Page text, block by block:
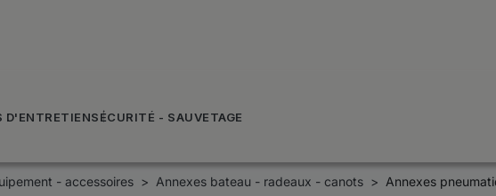
D'ENTRETIENSÉCURITÉ - SAUVETAGE
- accessoires Annexes bateau - radeaux - canots Annexes